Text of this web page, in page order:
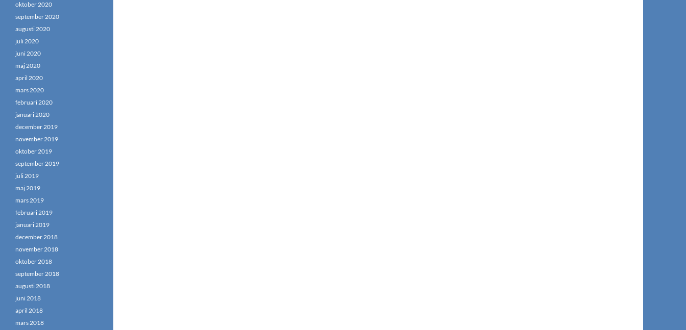
oktober 2020
september 2020
augusti 2020
juli 2020
juni 2020
maj 2020
april 2020
mars 2020
februari 2020
januari 2020
december 2019
november 2019
oktober 2019
september 2019
juli 2019
maj 2019
mars 2019
februari 2019
januari 2019
december 2018
november 2018
oktober 2018
september 2018
augusti 2018
juni 2018
april 2018
mars 2018